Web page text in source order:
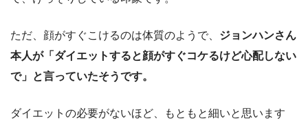
ただ、顔がすぐこけるのは体質のようで、 ジョンハンさん
本人が「ダイエットすると顔がすぐコケるけど心配しない
で」と言っていたそうです。
ダイエットの必要がないほど、もともと細いと思います